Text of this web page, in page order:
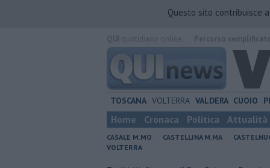
Questo sito contribuisce
TOSCANA VOLTERRA VALDERA CUOIO
Home Cronaca Politica Attualità
CASALE M.MO CASTELLINA M.MA
VOLTERRA